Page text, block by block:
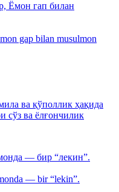
Ёмон гап билан
gap bilan musulmon
ва қўполлик ҳақида
сўз ва ёлғончилик
— бир “лекин”.
— bir “lekin”.